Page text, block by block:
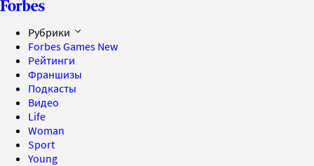
Рубрики
Forbes Games New
Рейтинги
Франшизы
Подкасты
Видео
Life
Woman
Sport
Young